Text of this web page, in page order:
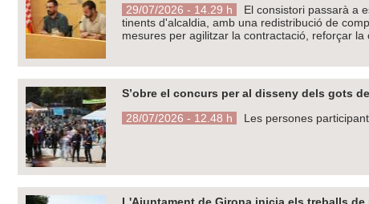
29/07/2026 - 14.29 h
El consistori passarà a
tinents d'alcaldia, amb una redistribució de
mesures per agilitzar la contractació, reforçar
S’obre el concurs per al disseny dels gots
28/07/2026 - 12.48 h
Les persones
L'Ajuntament de Girona inicia els treballs